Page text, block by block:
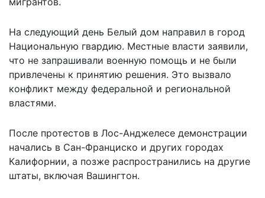
На следующий день Белый дом направил в город
Национальную гвардию. Местные власти заявили,
что не запрашивали военную помощь и не были
привлечены к принятию решения. Это вызвало
конфликт между федеральной и региональной
властями.
После протестов в Лос-Анджелесе демонстрации
начались в Сан-Франциско и других городах
Калифорнии, а позже распространились на другие
штаты, включая Вашингтон.